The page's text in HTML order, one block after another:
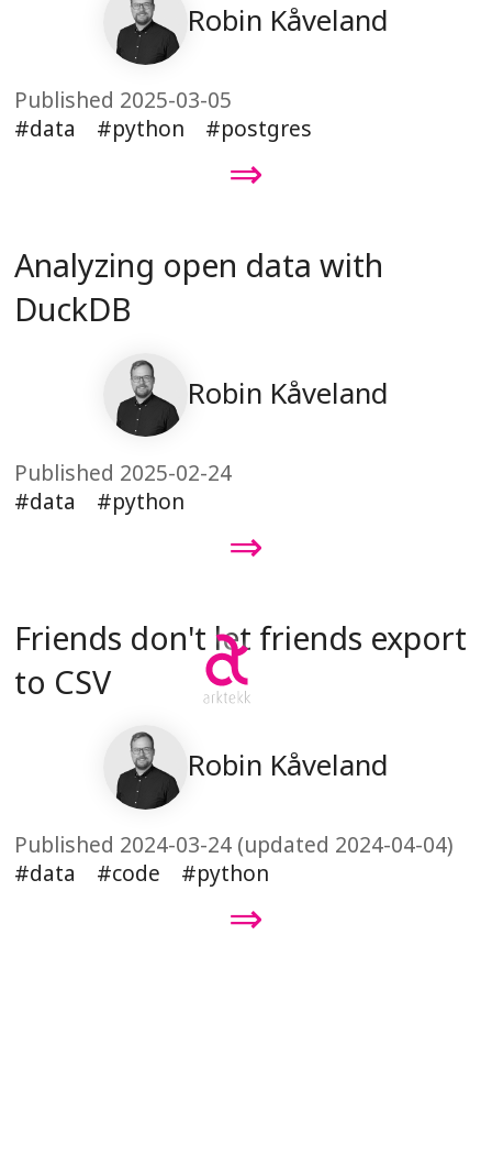
Robin Kåveland
Published 2025-03-05
data
python postgres
⇒
Analyzing open data with
DuckDB
Robin Kåveland
Published 2025-02-24
data
python
⇒
Friends don't let friends export
to CSV
Robin Kåveland
Published 2024-03-24 (updated 2024-04-04)
data
code python
⇒